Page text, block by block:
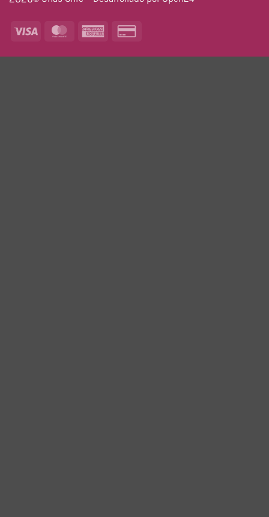
Visa MasterCardAmerican